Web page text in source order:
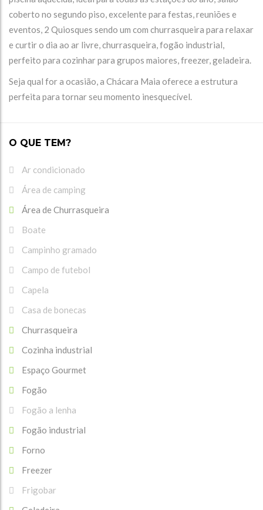
coberto no segundo piso, excelente para festas, reuniões e
eventos, 2 Quiosques sendo um com churrasqueira para relaxar
e curtir o dia ao ar livre, churrasqueira, fogão industrial,
perfeito para cozinhar para grupos maiores, freezer, geladeira.
Seja qual for a ocasião, a Chácara Maia oferece a estrutura
perfeita para tornar seu momento inesquecível.
O QUE TEM?
Ar condicionado
Área de camping
Área de Churrasqueira
Boate
Campinho gramado
Campo de futebol
Capela
Casa de bonecas
Churrasqueira
Cozinha industrial
Espaço Gourmet
Fogão
Fogão a lenha
Fogão industrial
Forno
Freezer
Frigobar